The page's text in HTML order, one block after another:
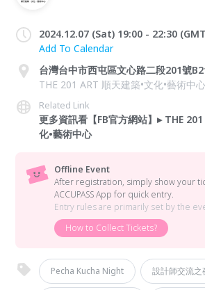
2024.12.07 (Sat) 19:00 - 22:30
Add To Calendar
台灣台中市西屯區文心路二段201號
THE 201 ART 順天建築•文化•藝術中心
Related Link
更多資訊看【FB官方網站】▸ THE
化•藝術中心
Offline Event
After registration, simply show your
ACCUPASS App for quick entry.
Entry rules are primarily set by the
How to Collect Tickets?
Pecha Kucha Night 設計師交流之